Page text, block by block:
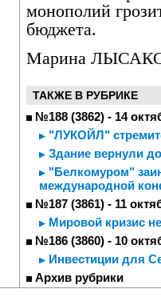
монополий
бюджета.
Марина
ТАКЖЕ В РУБРИКЕ
№188 (3862) - 14
"ЛУКОЙЛ"
Здание вернули
"Белкомуром"
международной
№187 (3861) - 11
Мировой кризис
№186 (3860) - 10
Инвестиции для
Архив рубрики